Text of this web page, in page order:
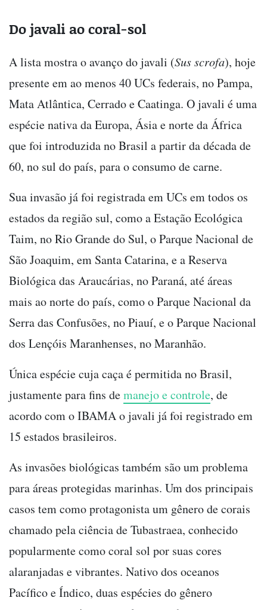
Do javali ao coral-sol
A lista mostra o avanço do javali (Sus scrofa), hoje
presente em ao menos 40 UCs federais, no Pampa,
Mata Atlântica, Cerrado e Caatinga. O javali é uma
espécie nativa da Europa, Ásia e norte da África
que foi introduzida no Brasil a partir da década de
60, no sul do país, para o consumo de carne.
Sua invasão já foi registrada em UCs em todos os
estados da região sul, como a Estação Ecológica
Taim, no Rio Grande do Sul, o Parque Nacional de
São Joaquim, em Santa Catarina, e a Reserva
Biológica das Araucárias, no Paraná, até áreas
mais ao norte do país, como o Parque Nacional da
Serra das Confusões, no Piauí, e o Parque Nacional
dos Lençóis Maranhenses, no Maranhão.
Única espécie cuja caça é permitida no Brasil,
justamente para fins demanejo e controle, de
acordo com o IBAMA o javali já foi registrado em
15 estados brasileiros.
As invasões biológicas também são um problema
para áreas protegidas marinhas. Um dos principais
casos tem como protagonista um gênero de corais
chamado pela ciência de Tubastraea, conhecido
popularmente como coral sol por suas cores
alaranjadas e vibrantes. Nativo dos oceanos
Pacífico e Índico, duas espécies do gênero